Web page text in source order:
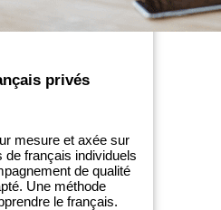
privés
mesure et axée sur
français individuels
de qualité
Une méthode
le français.